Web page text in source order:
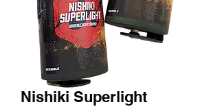
Nishiki Superlight